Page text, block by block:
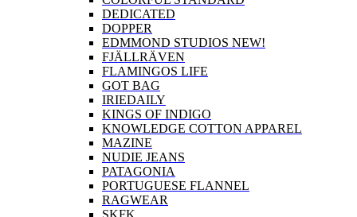
DEDICATED
DOPPER
EDMMOND STUDIOS NEW!
FJÄLLRÄVEN
FLAMINGOS LIFE
GOT BAG
IRIEDAILY
KINGS OF INDIGO
KNOWLEDGE COTTON APPAREL
MAZINE
NUDIE JEANS
PATAGONIA
PORTUGUESE FLANNEL
RAGWEAR
SKFK